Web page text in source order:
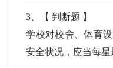
3 、【 判断题 】
学校对校舍、体育
安全状况，应当每